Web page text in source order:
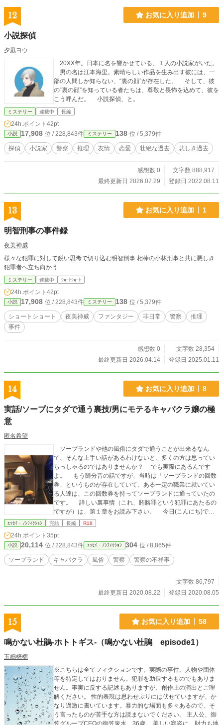
12 お気に入り追加 9
小説探偵
夕凪ヨウ
20XX年。日本に名を響かせている、１人の小説家がいた。
男の名は江本海里。素晴らしい作品を生み出す彼には、一
部の人間しか知らない、“裏の顔”が存在した。 そして、彼
の“裏の顔”を知っている者たちは、尊敬と畏怖を込めて、彼を
こう呼んだ。 小説探偵、と。
ミステリー 連載中 長編
24h.ポイント 42pt
小説 17,908 位 / 228,843件 ミステリー 138 位 / 5,379件
探偵 小説家 警察 推理 友情 恋愛 壮絶な過去 悲しき過去
感想数 0
文字数 888,917
最終更新日 2026.07.29
登録日 2022.08.11
13 お気に入り追加 1
明智刑事の事件録
夜美神威
様々な犯罪に対して鋭い思考で切り込む明智刑事 相棒の小林刑事と共に悪しき
犯罪者へ立ち向かう
ミステリー 連載中 ｼｮｰﾄｼｮｰﾄ
24h.ポイント 42pt
小説 17,908 位 / 228,843件 ミステリー 138 位 / 5,379件
ショートショート 夜美神威 ファンタジー 非日常 警察
推理
事件
感想数 0
文字数 28,354
最終更新日 2026.04.14
登録日 2025.01.11
14 お気に入り追加 8
実話/ソープにタダで通う裏技/男にモテるキャバクラ嬢の極
意
匿名希望
ソープランドや他の風俗にタダで通うことが出来るなん
て、そんな上手い話があるわけないと、多くの方は思ってい
らっしゃるのではありませんか？ でも実際にあるんです
よ。 もう随分昔の話ですが、当時は「ソープランドの回数
券」というものが存在していて、ある一定の職業に就いてい
る人達は、この回数券を持ってソープランドに通っていたの
です。 詳しい裏事情（これ、賄賂罪という犯罪にあたるの
ですが）は、第１章をお読み下さい。 今日(こんにち)で
は、足がつくので回数券は無くなりましたが、タダで通える
は、せっせとタダで通っています。 また第４章では「男に
モテるキャバクラ嬢の極意」を書きました。とりわけ、これ
からキャバクラで働こうと思っている女性や、新人のキャバ
クラ嬢は、是非ともお読み下さい。 なお、この作品は「カ
テるキャバクラ嬢の極意」というタイトルで、 「小説家にな
ろう」に（実話・ソープランドにタダで通う裏技・男にモテ
ャバクラ嬢の極意」というタイトルで掲載させて頂いていま
ｴｯｾｲ・ﾉﾝﾌｨｸｼｮﾝ 完結 長編 R18
24h.ポイント 35pt
小説 20,114 位 / 228,843件 ｴｯｾｲ・ﾉﾝﾌｨｸｼｮﾝ 304 位 / 8,865件
ソープランド キャバクラ 風俗 警察 警察の不祥事
文字数 86,797
最終更新日 2020.08.22
登録日 2020.08.05
15 お気に入り追加 58
鳴かない杜鵑-ホトトギス-（鳴かない杜鵑 episode1）
五嶋樒榴
※こちらは全てフィクションです。実際の事件、人物や団体
等を特定してはおりません。犯罪を助長するものでもありま
せん。事実に反する記述もありますが、創作上の演出とご理
解ください。 性的表現は思わせぶりには伏せていますが、か
なり過激に書いています。暴力的な場面も多々あるので、そ
う言ったものが苦手な方は読まないでください。 主人公、御
笠グループCEOの御笠泉水、36歳。 美しい容姿に、財力も地